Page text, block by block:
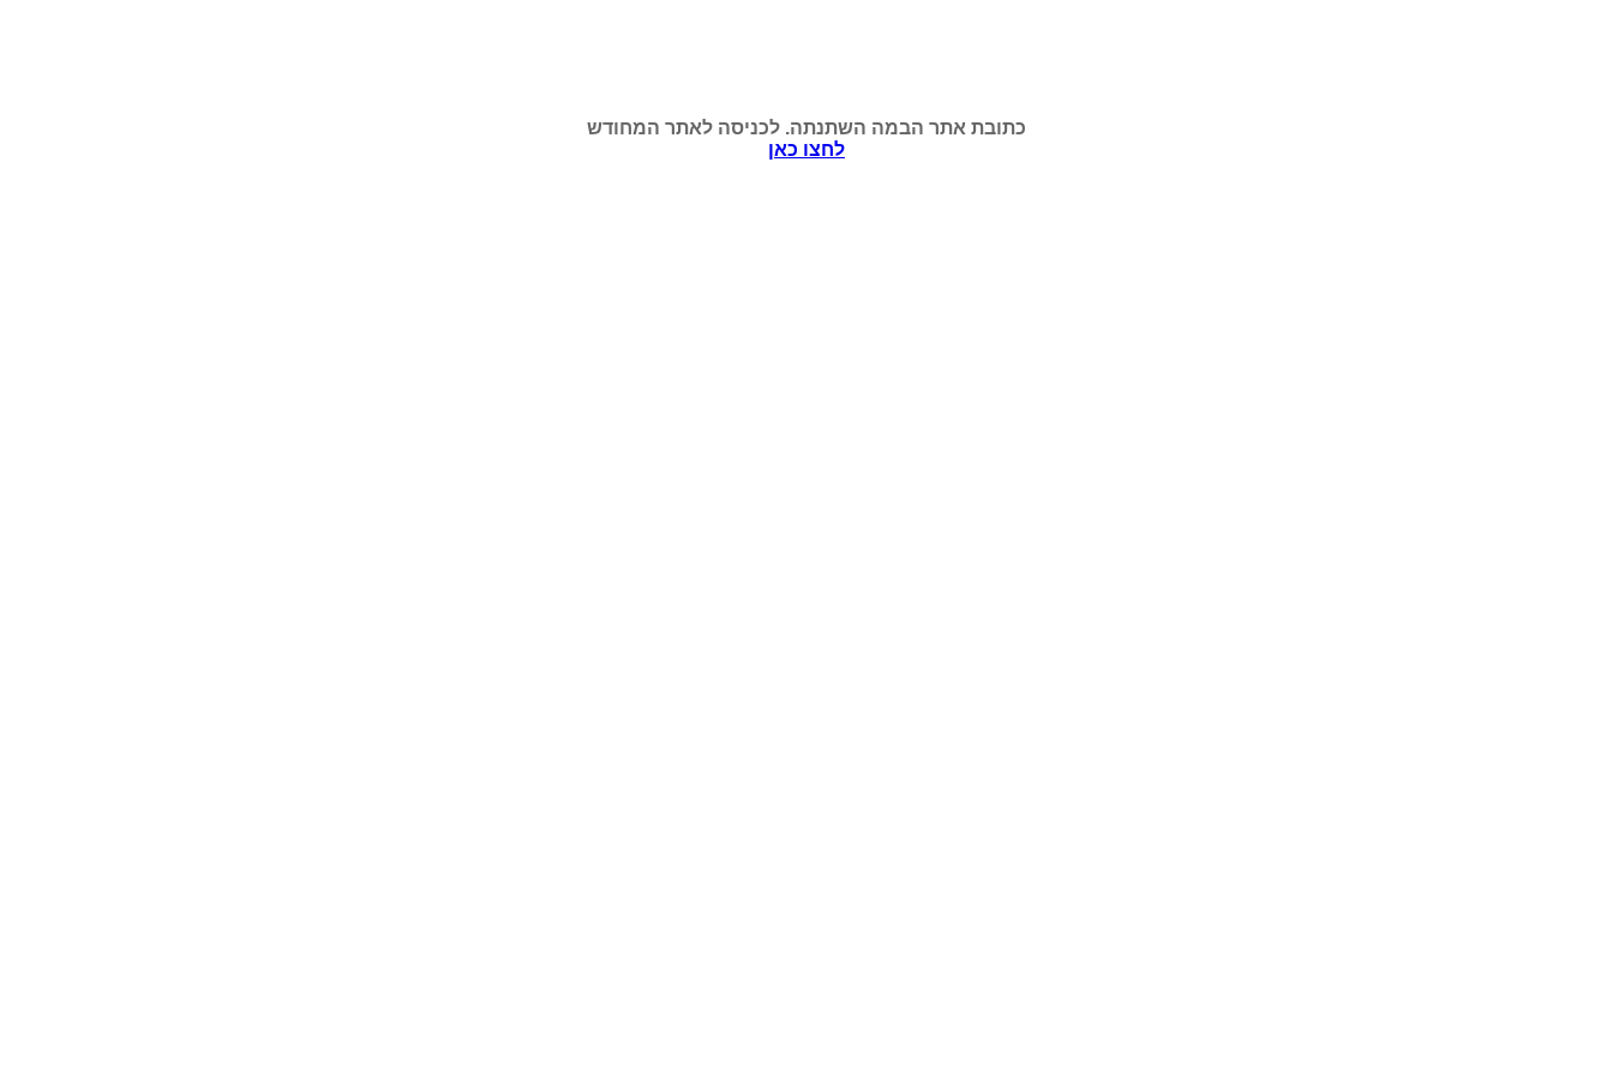
כתובת אתר הבמה השתנתה. לכניסה לאתר המחודש
לחצו כאן